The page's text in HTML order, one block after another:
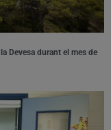
Devesa durant el mes de